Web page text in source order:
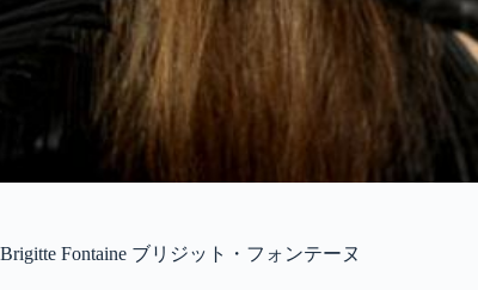
Brigitte Fontaine ブリジット・フォンテーヌ